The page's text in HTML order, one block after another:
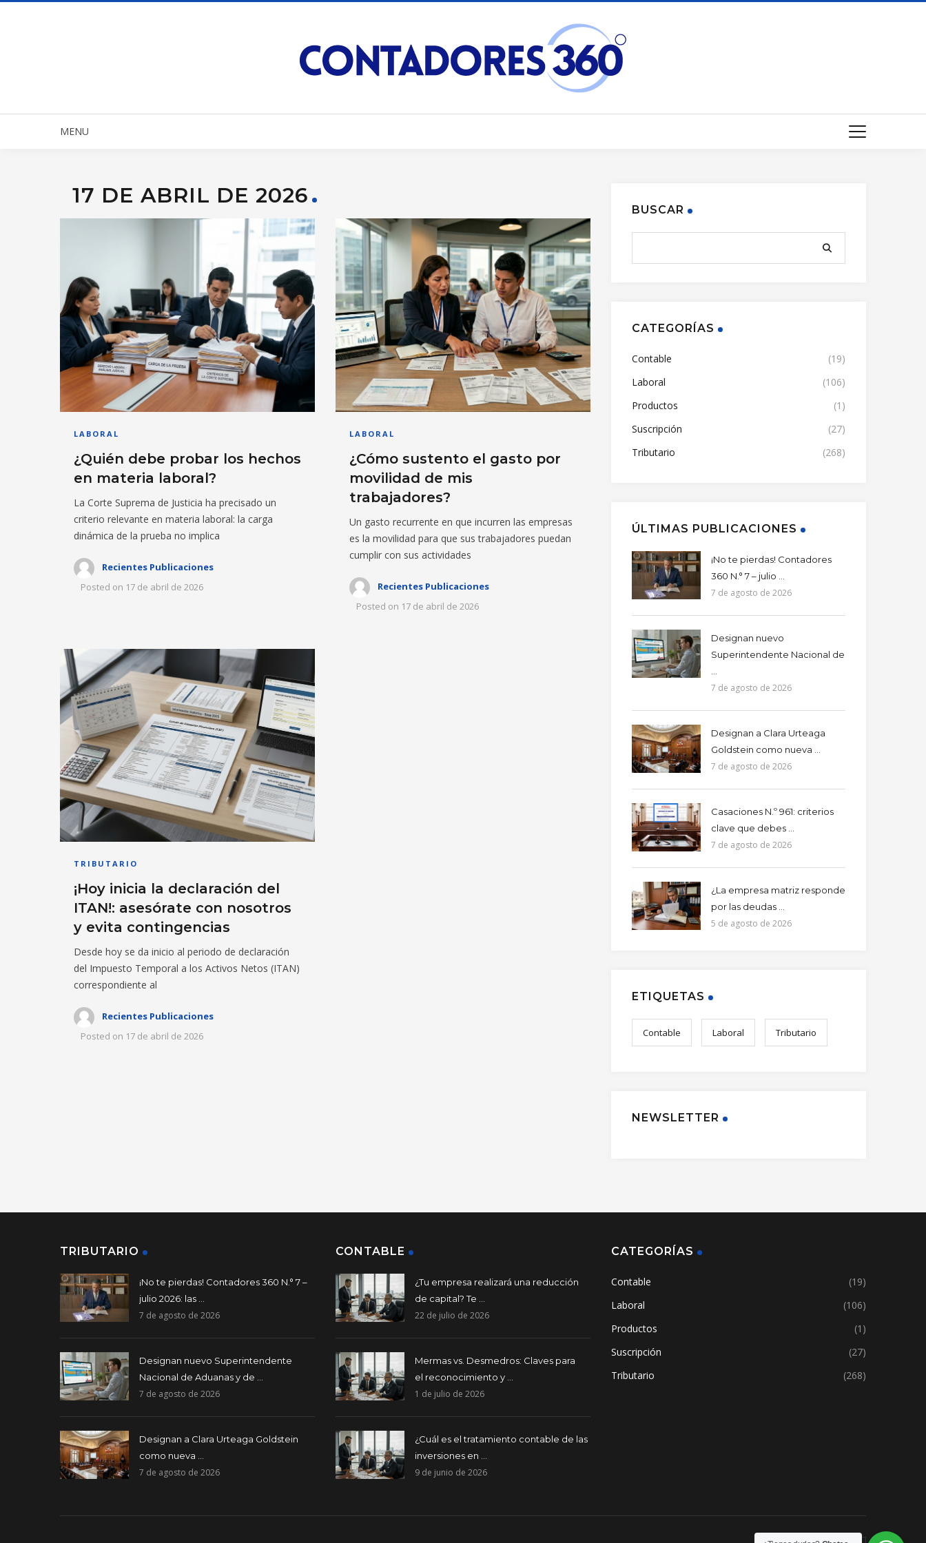
MENU
17 DE ABRIL DE 2026
LABORAL
¿Quién debe probar los hechos
en materia laboral?
La Corte Suprema de Justicia ha precisado un
criterio relevante en materia laboral: la carga
dinámica de la prueba no implica
Recientes Publicaciones
Posted on 17 de abril de 2026
LABORAL
¿Cómo sustento el gasto por
movilidad de mis
trabajadores?
Un gasto recurrente en que incurren las empresas
es la movilidad para que sus trabajadores puedan
cumplir con sus actividades
Recientes Publicaciones
Posted on 17 de abril de 2026
TRIBUTARIO
¡Hoy inicia la declaración del
ITAN!: asesórate con nosotros
y evita contingencias
Desde hoy se da inicio al periodo de declaración
del Impuesto Temporal a los Activos Netos (ITAN)
correspondiente al
Recientes Publicaciones
Posted on 17 de abril de 2026
BUSCAR
CATEGORÍAS
Contable
(19)
Laboral
(106)
Productos
(1)
Suscripción
(27)
Tributario
(268)
ÚLTIMAS PUBLICACIONES
¡No te pierdas! Contadores
360 N.° 7 – julio ...
7 de agosto de 2026
Designan nuevo
Superintendente Nacional de
7 de agosto de 2026
Designan a Clara Urteaga
Goldstein como nueva ...
7 de agosto de 2026
Casaciones N.º 961: criterios
clave que debes ...
7 de agosto de 2026
¿La empresa matriz responde
por las deudas ...
5 de agosto de 2026
ETIQUETAS
Contable Laboral Tributario
NEWSLETTER
TRIBUTARIO
¡No te pierdas! Contadores 360 N.° 7 –
julio 2026: las ...
7 de agosto de 2026
Designan nuevo Superintendente
Nacional de Aduanas y de ...
7 de agosto de 2026
Designan a Clara Urteaga Goldstein
como nueva ...
7 de agosto de 2026
CONTABLE
¿Tu empresa realizará una reducción
de capital? Te ...
22 de julio de 2026
Mermas vs. Desmedros: Claves para
el reconocimiento y ...
1 de julio de 2026
¿Cuál es el tratamiento contable de las
inversiones en ...
9 de junio de 2026
CATEGORÍAS
Contable
(19)
Laboral
(106)
Productos
(1)
Suscripción
(27)
Tributario
(268)